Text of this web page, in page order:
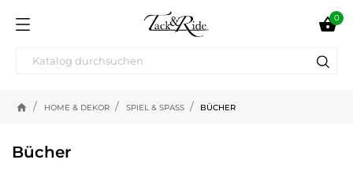
0
home HOME & DEKOR SPIEL & SPASS BÜCHER
Bücher